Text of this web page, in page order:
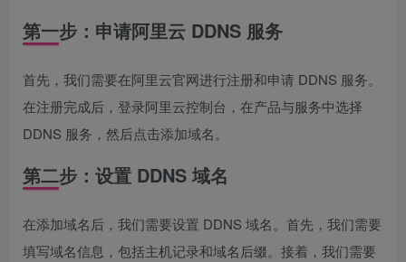
第一步：申请阿里云 DDNS 服务
首先，我们需要在阿里云官网进行注册和申请 DDNS 服务。
在注册完成后，登录阿里云控制台，在产品与服务中选择
DDNS 服务，然后点击添加域名。
第二步：设置 DDNS 域名
在添加域名后，我们需要设置 DDNS 域名。首先，我们需要
填写域名信息，包括主机记录和域名后缀。接着，我们需要